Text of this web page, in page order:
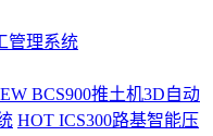
管理系统
BCS900推土机3D自动
HOT ICS300路基智能压